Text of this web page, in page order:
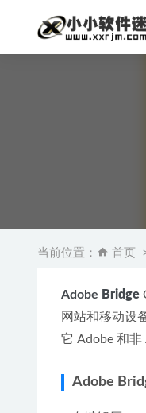
当前位置： 首页
Adobe Bridge
网站和移动设
它 Adobe 和非
Adobe